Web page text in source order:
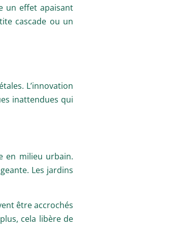
un effet apaisant
cascade ou un
L’innovation
inattendues qui
en milieu urbain.
Les jardins
être accrochés
cela libère de